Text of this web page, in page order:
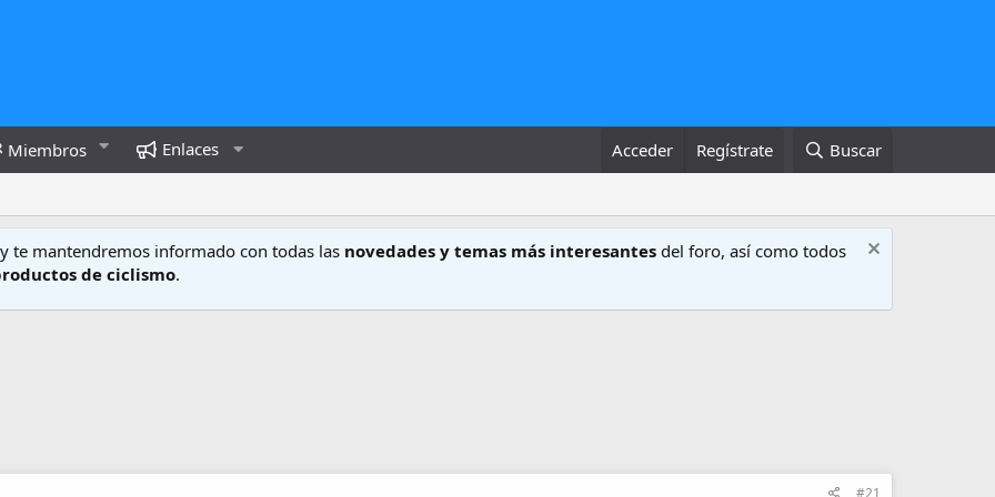
Miembros Enlaces Acceder Regístrate Buscar
y te mantendremos informado con todas las novedades y temas más interesantes del foro, así como todos
de ciclismo.
#21